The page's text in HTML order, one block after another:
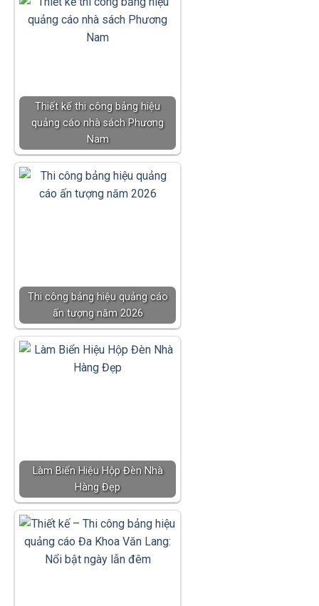
Thiết kế thi công bảng hiệu
quảng cáo nhà sách Phương
Nam
Thi công bảng hiệu quảng cáo
ấn tượng năm 2026
Làm Biển Hiệu Hộp Đèn Nhà
Hàng Đẹp